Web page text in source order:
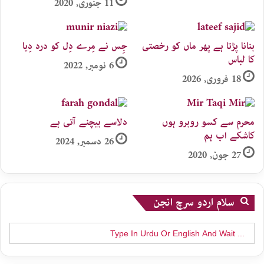
11 جنوری, 2020
بنانا پڑتا ہے پھر ماں کو رخصتی
کا لباس
18 فروری, 2026
جِس نے مِرے دِل کو درد دِیا
6 نومبر, 2022
محرم سے کسو روبرو ہوں
کاشکے اب ہم
27 جون, 2020
دلاسے بیچنے آتی ہے
26 دسمبر, 2024
سلام اردو سرچ انجن
Search
for: